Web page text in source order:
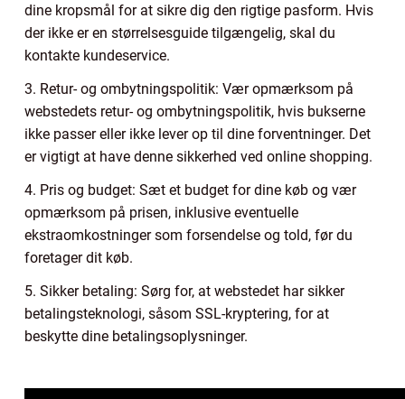
dine kropsmål for at sikre dig den rigtige pasform. Hvis
der ikke er en størrelsesguide tilgængelig, skal du
kontakte kundeservice.
3. Retur- og ombytningspolitik: Vær opmærksom på
webstedets retur- og ombytningspolitik, hvis bukserne
ikke passer eller ikke lever op til dine forventninger. Det
er vigtigt at have denne sikkerhed ved online shopping.
4. Pris og budget: Sæt et budget for dine køb og vær
opmærksom på prisen, inklusive eventuelle
ekstraomkostninger som forsendelse og told, før du
foretager dit køb.
5. Sikker betaling: Sørg for, at webstedet har sikker
betalingsteknologi, såsom SSL-kryptering, for at
beskytte dine betalingsoplysninger.